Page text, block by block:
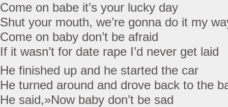
Come on babe it’s your lucky day
Shut your mouth, we’re gonna do it my
Come on baby don’t be afraid
If it wasn’t for date rape I’d never get laid
He finished up and he started the car
He turned around and drove back to the
He said,»Now baby don’t be sad